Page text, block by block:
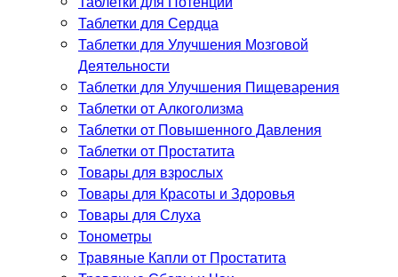
Таблетки для Сердца
Таблетки для Улучшения Мозговой
Деятельности
Таблетки для Улучшения Пищеварения
Таблетки от Алкоголизма
Таблетки от Повышенного Давления
Таблетки от Простатита
Товары для взрослых
Товары для Красоты и Здоровья
Товары для Слуха
Тонометры
Травяные Капли от Простатита